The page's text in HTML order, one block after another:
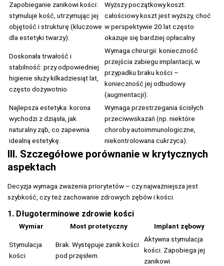
Zapobieganie zanikowi kości:
stymuluje kość, utrzymując jej
objętość i strukturę (kluczowe
dla estetyki twarzy).
Wyższy początkowy koszt:
całościowy koszt jest wyższy, choć
w perspektywie 20 lat często
okazuje się bardziej opłacalny.
Doskonała trwałość i
stabilność: przy odpowiedniej
higienie służy kilkadziesiąt lat,
często dożywotnio.
Wymaga chirurgii: konieczność
przejścia zabiegu implantacji; w
przypadku braku kości –
konieczność jej odbudowy
(augmentacji).
Najlepsza estetyka: korona
wychodzi z dziąsła, jak
naturalny ząb, co zapewnia
idealną estetykę.
Wymaga przestrzegania ścisłych
przeciwwskazań (np. niektóre
choroby autoimmunologiczne,
niekontrolowana cukrzyca).
III. Szczegółowe porównanie w krytycznych
aspektach
Decyzja wymaga zważenia priorytetów – czy najważniejsza jest
szybkość, czy też zachowanie zdrowych zębów i kości.
1. Długoterminowe zdrowie kości
Wymiar Most protetyczny Implant zębowy
Stymulacja
kości
Brak. Występuje zanik kości
pod przęsłem.
Aktywna stymulacja
kości. Zapobiega jej
zanikowi.